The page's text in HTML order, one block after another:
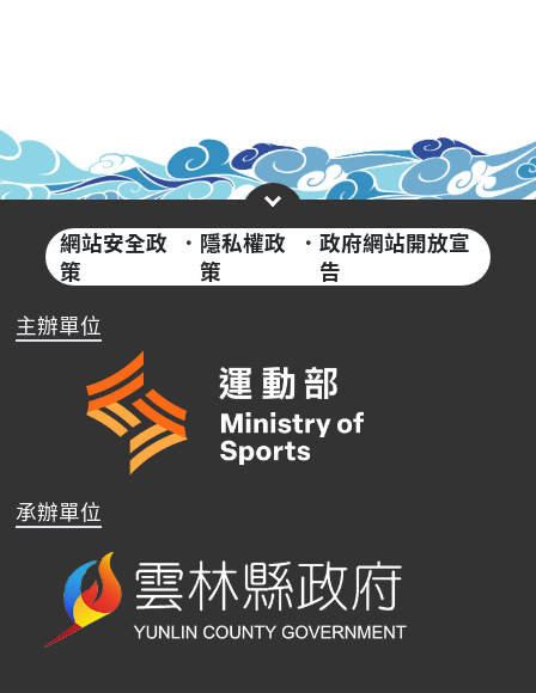
網站安全政
策
· 隱私權政
策
· 政府網站開放宣
告
主辦單位
承辦單位